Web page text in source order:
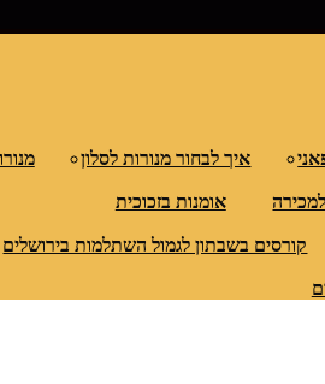
איך לבחור מנורות לסלון
אומנות בזכוכית
קורסים בשבתון לגמול השתלמות בירושלים